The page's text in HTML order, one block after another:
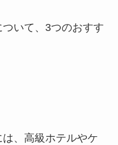
いて、3つのおすす
、高級ホテルやケ